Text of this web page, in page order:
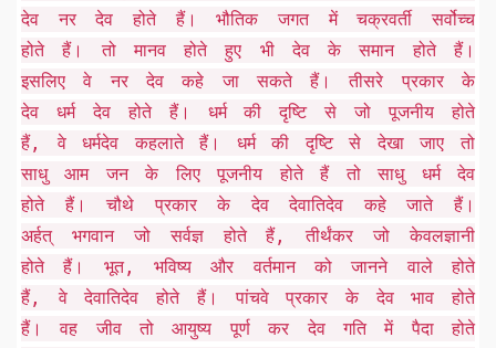
देव नर देव होते हैं। भौतिक जगत में चक्रवर्ती सर्वोच्च
होते हैं। तो मानव होते हुए भी देव के समान होते हैं।
इसलिए वे नर देव कहे जा सकते हैं। तीसरे प्रकार के
देव धर्म देव होते हैं। धर्म की दृष्टि से जो पूजनीय होते
हैं, वे धर्मदेव कहलाते हैं। धर्म की दृष्टि से देखा जाए तो
साधु आम जन के लिए पूजनीय होते हैं तो साधु धर्म देव
होते हैं। चौथे प्रकार के देव देवातिदेव कहे जाते हैं।
अर्हत् भगवान जो सर्वज्ञ होते हैं, तीर्थंकर जो केवलज्ञानी
होते हैं। भूत, भविष्य और वर्तमान को जानने वाले होते
हैं, वे देवातिदेव होते हैं। पांचवे प्रकार के देव भाव होते
हैं। वह जीव तो आयुष्य पूर्ण कर देव गति में पैदा होते